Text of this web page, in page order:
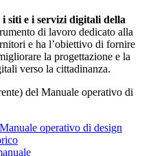
siti e i servizi digitali della
di lavoro dedicato alla
e ha l’obiettivo di fornire
la progettazione e la
verso la cittadinanza.
del Manuale operativo di
operativo di design